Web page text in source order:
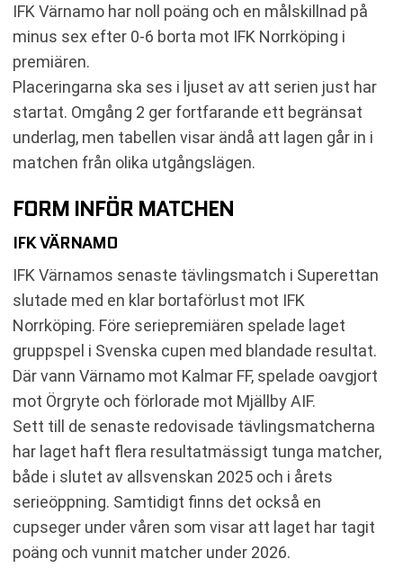
IFK Värnamo har noll poäng och en målskillnad på
minus sex efter 0-6 borta mot IFK Norrköping i
premiären.
Placeringarna ska ses i ljuset av att serien just har
startat. Omgång 2 ger fortfarande ett begränsat
underlag, men tabellen visar ändå att lagen går in i
matchen från olika utgångslägen.
FORM INFÖR MATCHEN
IFK VÄRNAMO
IFK Värnamos senaste tävlingsmatch i Superettan
slutade med en klar bortaförlust mot IFK
Norrköping. Före seriepremiären spelade laget
gruppspel i Svenska cupen med blandade resultat.
Där vann Värnamo mot Kalmar FF, spelade oavgjort
mot Örgryte och förlorade mot Mjällby AIF.
Sett till de senaste redovisade tävlingsmatcherna
har laget haft flera resultatmässigt tunga matcher,
både i slutet av allsvenskan 2025 och i årets
serieöppning. Samtidigt finns det också en
cupseger under våren som visar att laget har tagit
poäng och vunnit matcher under 2026.